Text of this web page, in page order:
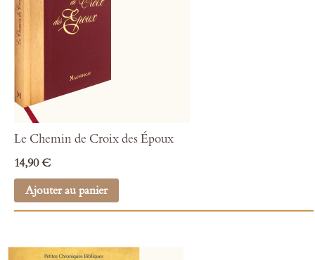
Le Chemin de Croix des Époux
14,90 €
Ajouter au panier